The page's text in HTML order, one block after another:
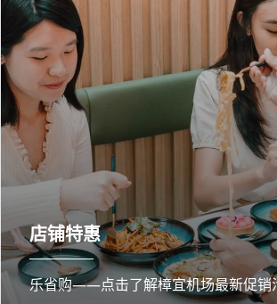
店铺特惠
乐省购——点击了解樟宜机场最新促销